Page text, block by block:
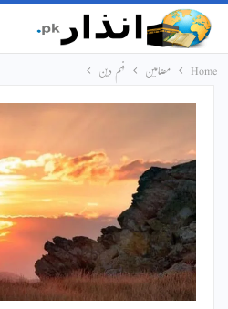
Home مضامین فہم دین